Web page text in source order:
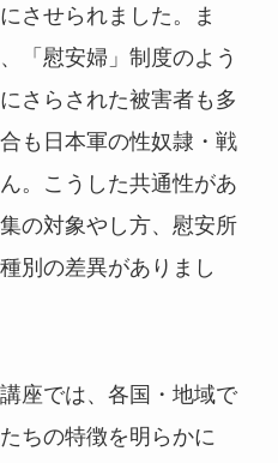
させられました。ま
「慰安婦」制度のよう
さらされた被害者も多
も日本軍の性奴隷・戦
。こうした共通性があ
の対象やし方、慰安所
別の差異がありまし
座では、各国・地域で
ちの特徴を明らかに